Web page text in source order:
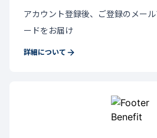
アカウント登録後、ご登録のメー
ードをお届け
詳細について